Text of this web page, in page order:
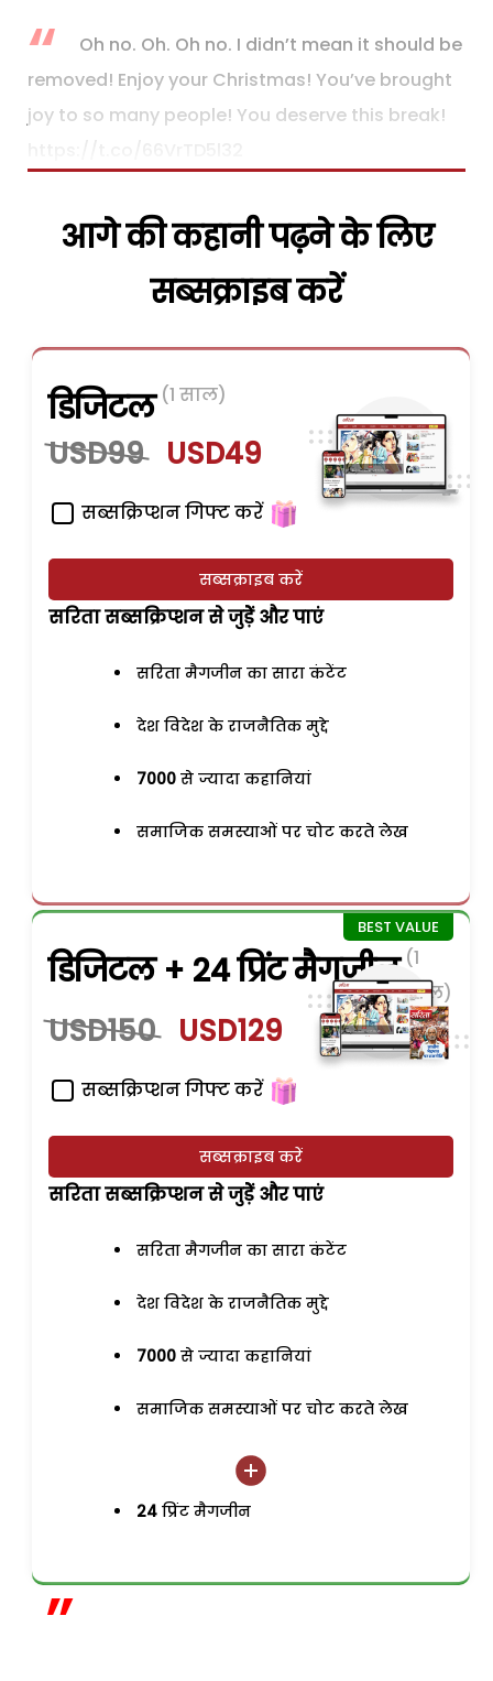
Oh no. Oh. Oh no. I didn’t mean it should be
removed! Enjoy your Christmas! You’ve brought
joy to so many people! You deserve this break!
आगे की कहानी पढ़ने के लिए
सब्सक्राइब करें
डिजिटल (1 साल)
USD99 USD49
सब्सक्रिप्शन गिफ्ट करें
सब्सक्राइब करें
सरिता सब्सक्रिप्शन से जुड़ेें और पाएं
सरिता मैगजीन का सारा कंटेंट
देश विदेश के राजनैतिक मुद्दे
7000से ज्यादा कहानियां
समाजिक समस्याओं पर चोट करते लेख
डिजिटल + 24 प्रिंट मैगजीन (1
साल)
USD150 USD129
सब्सक्रिप्शन गिफ्ट करें
सब्सक्राइब करें
सरिता सब्सक्रिप्शन से जुड़ेें और पाएं
सरिता मैगजीन का सारा कंटेंट
देश विदेश के राजनैतिक मुद्दे
7000से ज्यादा कहानियां
समाजिक समस्याओं पर चोट करते लेख
24प्रिंट मैगजीन